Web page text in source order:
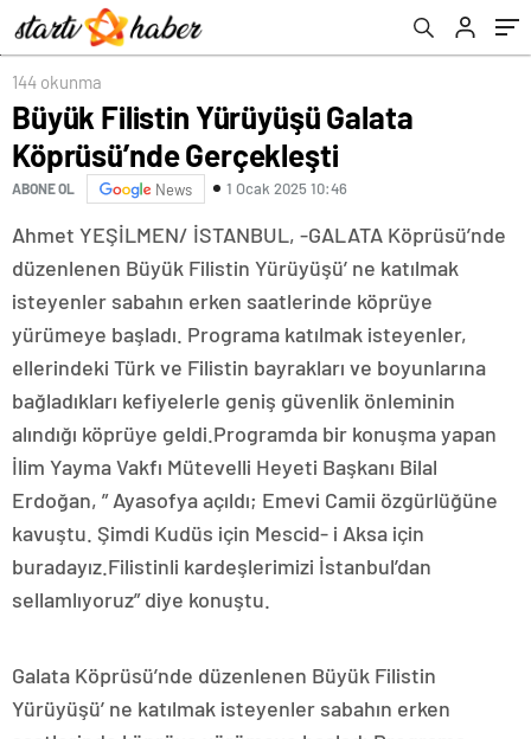
144 okunma
Büyük Filistin Yürüyüşü Galata
Köprüsü’nde Gerçekleşti
ABONE OL News 1 Ocak 2025 10:46
Ahmet YEŞİLMEN/ İSTANBUL, -GALATA Köprüsü’nde
düzenlenen Büyük Filistin Yürüyüşü’ ne katılmak
isteyenler sabahın erken saatlerinde köprüye
yürümeye başladı. Programa katılmak isteyenler,
ellerindeki Türk ve Filistin bayrakları ve boyunlarına
bağladıkları kefiyelerle geniş güvenlik önleminin
alındığı köprüye geldi.Programda bir konuşma yapan
İlim Yayma Vakfı Mütevelli Heyeti Başkanı Bilal
Erdoğan, ” Ayasofya açıldı; Emevi Camii özgürlüğüne
kavuştu. Şimdi Kudüs için Mescid- i Aksa için
buradayız.Filistinli kardeşlerimizi İstanbul’dan
sellamlıyoruz” diye konuştu.
Galata Köprüsü’nde düzenlenen Büyük Filistin
Yürüyüşü’ ne katılmak isteyenler sabahın erken